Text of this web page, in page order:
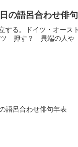
の語呂合わせ俳
する。ドイツ・オース
ツ 押す？ 異端の人や
語呂合わせ俳句年表